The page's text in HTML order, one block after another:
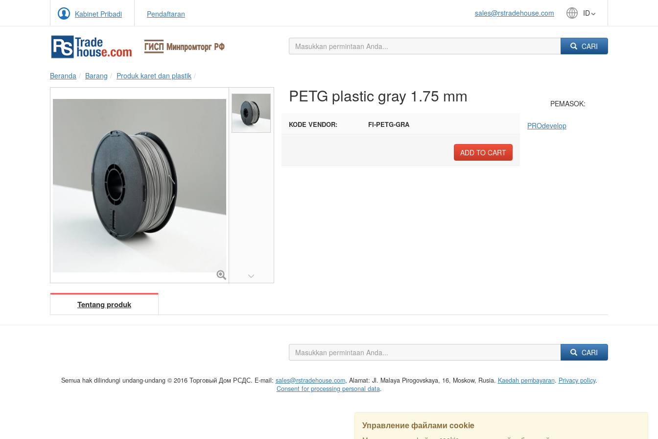
Kabinet Pribadi Pendaftaran sales@rstradehouse.com ID
CARI
Beranda Barang Produk karet dan plastik
PETG plastic gray 1.75 mm
KODE VENDOR: FI-PETG-GRA
ADD TO CART
PEMASOK:
PROdevelop
Tentang produk
Управление файлами cookie
CARI
Semua hak dilindungi undang-undang © 2016 Торговый Дом РСДС. E-mail: sales@rstradehouse.com, Alamat: Jl. Malaya Pirogovskaya, 16, Moskow, Rusia. Kaedah pembayaran. Privacy policy.
Consent for processing personal data.